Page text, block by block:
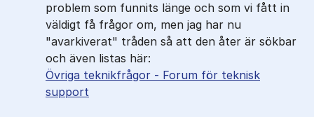
problem som funnits länge och som vi fått in
väldigt få frågor om, men jag har nu
"avarkiverat" tråden så att den åter är sökbar
och även listas här:
Övriga teknikfrågor - Forum för teknisk
support